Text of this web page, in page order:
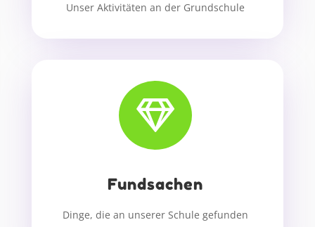
Unser Aktivitäten an der Grundschule

Fundsachen
Dinge, die an unserer Schule gefunden